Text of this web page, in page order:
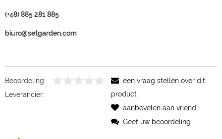
(+48) 885 281 885
biuro@setgarden.com
Beoordeling:
Leverancier:
een vraag stellen over dit
product
aanbevelen aan vriend
Geef uw beoordeling